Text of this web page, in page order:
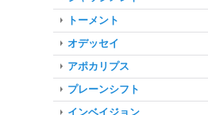
トーメント
オデッセイ
アポカリプス
プレーンシフト
インベイジョン